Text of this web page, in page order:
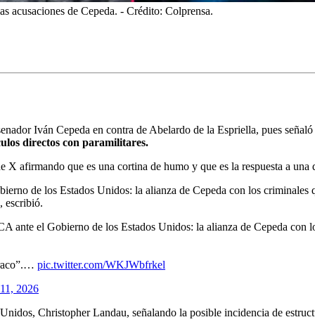
acusaciones de Cepeda. - Crédito: Colprensa.
Iván Cepeda en contra de Abelardo de la Espriella, pues
directos con paramilitares.
afirmando que es una cortina de humo y que es la respuesta a una
de los Estados Unidos: la alianza de Cepeda con los
, escribió.
el Gobierno de los Estados Unidos: la alianza de Cepeda con
pic.twitter.com/WKJWbfrkel
2026
Christopher Landau, señalando la posible incidencia de